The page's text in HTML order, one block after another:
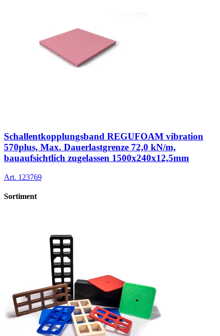
Schallentkopplungsband REGUFOAM vibration
570plus, Max. Dauerlastgrenze 72,0 kN/m,
bauaufsichtlich zugelassen 1500x240x12,5mm
Art. 123769
Sortiment